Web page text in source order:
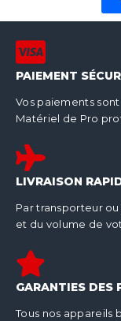
PAIEMENT
Vos paiements
Matériel de Pro
LIVRAISON
Par transporteur
et du volume de
GARANTIES DES
Tous nos